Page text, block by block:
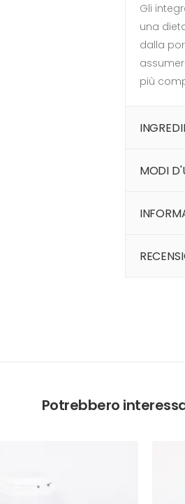
Gli
una
dalla
più
MODI
Potrebbero